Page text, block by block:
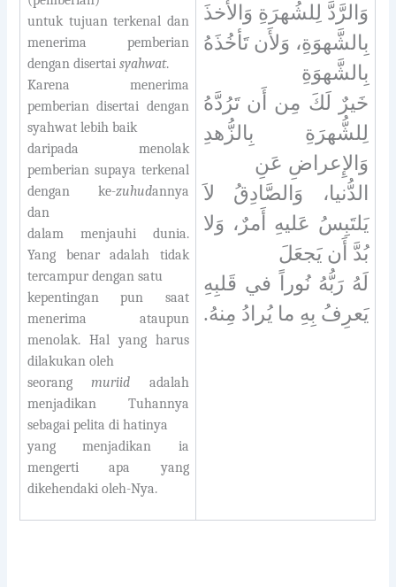
untuk tujuan terkenal dan
menerima pemberian
dengan disertai syahwat.
Karenamenerima
pemberian disertai dengan
syahwat lebih baik
daripada menolak
pemberian supaya terkenal
dengan ke-zuhudannya
dan
dalam menjauhi dunia.
Yang benar adalah tidak
tercampur dengan satu
kepentingan pun saat
menerima ataupun
menolak. Hal yang harus
dilakukan oleh
seorangmuriid adalah
menjadikan Tuhannya
sebagai pelita di hatinya
yang menjadikan ia
mengerti apa yang
dikehendaki oleh-Nya.
وَالرَّدَّ لِلشُهرَةِ وَالأَخذَ
بِالشَّهوَةِ، وَلأَن تَأخُذَهُ
بِالشَّهوَةِ
خَيرٌ لَكَ مِن أَن تَرُدَّهُ
لِلشُّهرَةِ بِالزُّهدِ
وَالإِعراضِ عَنِ
الدُّنيا، وَالصَّادِقُ لاَ
يَلتَبِسُ عَليهِ أَمرٌ، وَلا
بُدَّ أَن يَجعَلَ
لَهُ رَبُّهُ نُوراً في قَلبِهِ
يَعرِفُ بِهِ ما يُرادُ مِنهُ.